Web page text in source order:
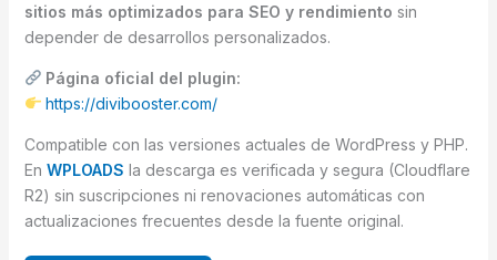
sitios más optimizados para SEO y rendimiento sin
depender de desarrollos personalizados.
Página oficial del plugin:
https://divibooster.com/
Compatible con las versiones actuales de WordPress y PHP.
En WPLOADS la descarga es verificada y segura (Cloudflare
R2) sin suscripciones ni renovaciones automáticas con
actualizaciones frecuentes desde la fuente original.